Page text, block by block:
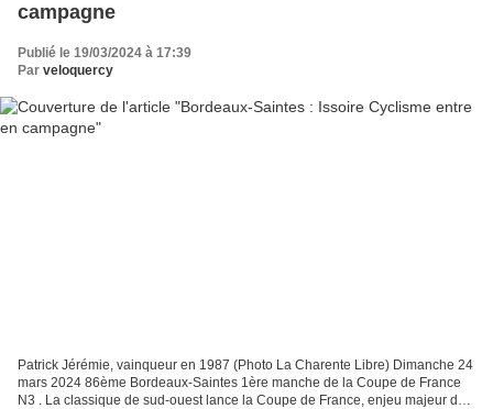
campagne
Publié le 19/03/2024 à 17:39
Par veloquercy
Patrick Jérémie, vainqueur en 1987 (Photo La Charente Libre) Dimanche 24
mars 2024 86ème Bordeaux-Saintes 1ère manche de la Coupe de France
N3 . La classique de sud-ouest lance la Coupe de France, enjeu majeur de